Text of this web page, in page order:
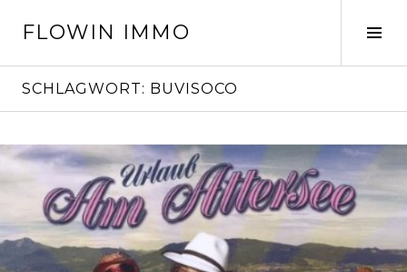
zumFLOWIN IMMO
SCHLAGWORT: BUVISOCO